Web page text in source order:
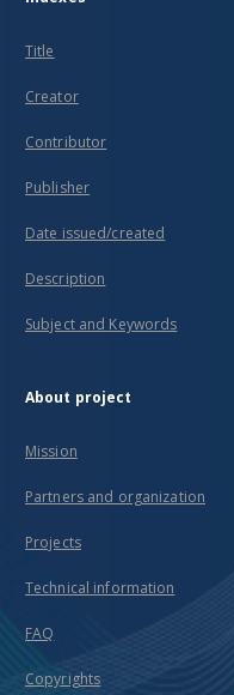
Title
Creator
Contributor
Publisher
Date issued/created
Description
Subject and Keywords
About project
Mission
Partners and organization
Projects
Technical information
FAQ
Copyrights